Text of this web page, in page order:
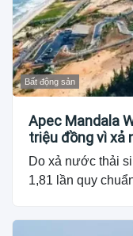
Bất động sản
Apec Mandala
triệu đồng vì xả
Do xả nước thải
1,81 lần quy